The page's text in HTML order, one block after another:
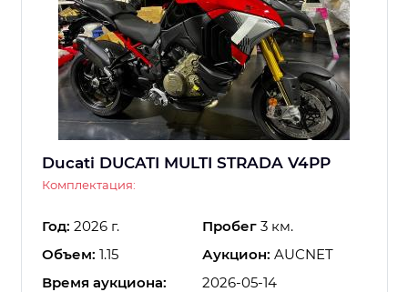
Ducati DUCATI MULTI STRADA V4PP
Комплектация:
Год: 2026 г. Пробег 3 км.
Объем: 1.15 Аукцион: AUCNET
Время аукциона:
2026-05-14